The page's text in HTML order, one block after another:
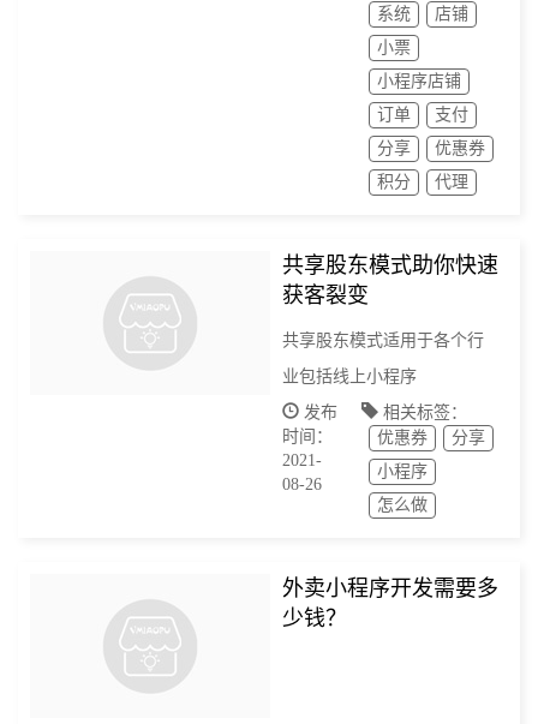
系统
店铺
小票
小程序店铺
订单
支付
分享
优惠券
积分
代理
共享股东模式助你快速
获客裂变
共享股东模式适用于各个行
业包括线上小程序
发布
时间：
2021-
08-26
相关标签：
优惠券
分享
小程序
怎么做
外卖小程序开发需要多
少钱？